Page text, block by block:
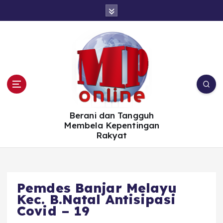
Berani dan Tangguh
Membela Kepentingan
Rakyat
Pemdes Banjar Melayu
Kec. B.Natal Antisipasi
Covid – 19